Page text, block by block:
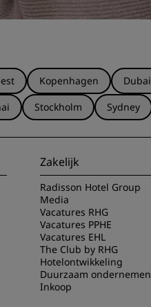
Kopenhagen Dubai
Stockholm Sydney
Zakelijk
Radisson Hotel Group
Media
Vacatures RHG
Vacatures PPHE
Vacatures EHL
The Club by RHG
Hotelontwikkeling
Duurzaam ondernemen
Inkoop